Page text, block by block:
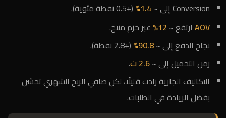
Conversion إلى ~
1.4% (+0.5 نقطة مئوية).
AOV ارتفع ~ 12% عبر حزم منتج.
نجاح الدفع إلى ~90.8% (+2.8 نقطة).
زمن التحميل إلى ~2.6 ث
.
التكاليف الجارية زادت قليلًا، لكن صافي الربح الشهري تحسّن
بفضل الزيادة في الطلبات.